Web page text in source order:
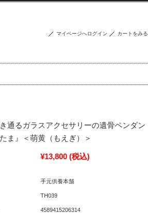
マイページへログイン カートをみる
通るガラスアクセサリーの遺骨ペンダン
ま』＜萌黄（もえぎ）＞
¥13,800 (税込)
手元供養本舗
TH039
4589415206314